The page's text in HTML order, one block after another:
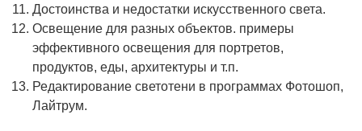
Достоинства и недостатки искусственного света.
Освещение для разных объектов. примеры
эффективного освещения для портретов,
продуктов, еды, архитектуры и т.п.
Редактирование светотени в программах Фотошоп,
Лайтрум.